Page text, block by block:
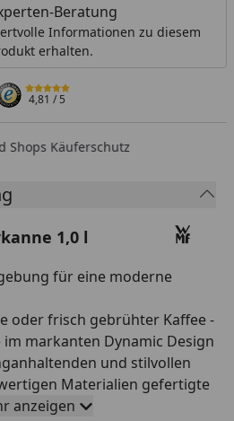
Beratung
Informationen zu diesem
erhalten.
4,81/ 5
Shops Käuferschutz
1,0 l
für eine moderne
oder frisch gebrühter Kaffee -
markanten Dynamic Design
und stilvollen
Materialien gefertigte
1,0 Liter Volumen und
anzeigen